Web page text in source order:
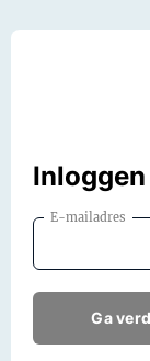
Inloggen
E-mailadres
Ga